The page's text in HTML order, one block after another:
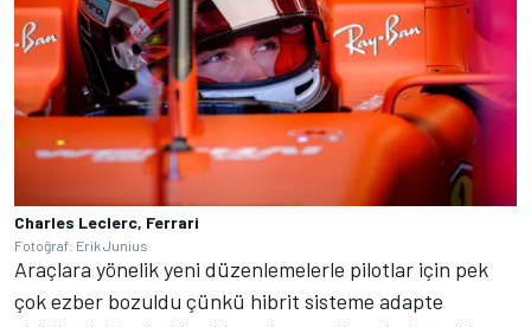
Charles Leclerc, Ferrari
Fotoğraf: Erik Junius
Araçlara yönelik yeni düzenlemelerle pilotlar için pek
çok ezber bozuldu çünkü hibrit sisteme adapte